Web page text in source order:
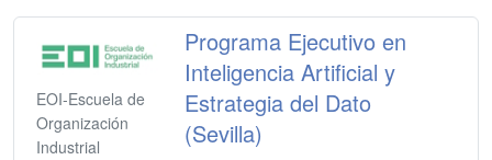
EOI-Escuela de
Organización
Industrial
Programa Ejecutivo en
Inteligencia Artificial y
Estrategia del Dato
(Sevilla)